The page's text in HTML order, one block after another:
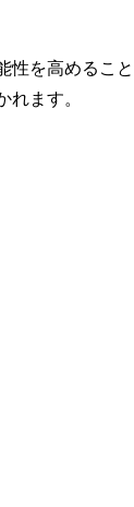
性を高めること
ます。